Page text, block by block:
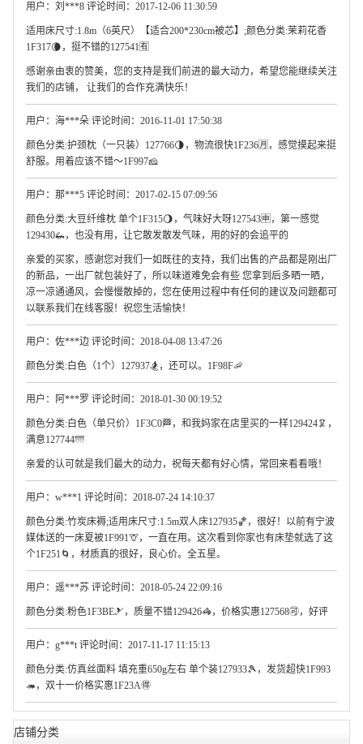
用户：刘***8 评论时间：2017-12-06 11:30:59
适用床尺寸:1.8m（6英尺）【适合200*230cm被芯】;颜色分类:茉莉花香
1F317🌘，挺不错的127541🈶
感谢亲由衷的赞美，您的支持是我们前进的最大动力，希望您能继续关注
我们的店铺， 让我们的合作充满快乐！
用户：海***朵 评论时间：2016-11-01 17:50:38
颜色分类:护颈枕（一只装）127766🌗，物流很快1F236🈷，感觉摸起来挺
舒服。用着应该不错～1F997🧀
用户：那***5 评论时间：2017-02-15 07:09:56
颜色分类:大豆纤维枕 单个1F315🌖，气味好大呀127543🈸，第一感觉
129430🦗，也没有用，让它散发散发气味，用的好的会追平的
亲爱的买家，感谢您对我们一如既往的支持，我们出售的产品都是刚出厂
的新品，一出厂就包装好了，所以味道难免会有些 您拿到后多晒一晒，
凉一凉通通风，会慢慢散掉的，您在使用过程中有任何的建议及问题都可
以联系我们在线客服！祝您生活愉快！
用户：佐***边 评论时间：2018-04-08 13:47:26
颜色分类:白色（1个）127937🏂，还可以。1F98F🦐
用户：阿***罗 评论时间：2018-01-30 00:19:52
颜色分类:白色（单只价）1F3C0🏁，和我妈家在店里买的一样129424🦑，
满意127744🌁
亲爱的认可就是我们最大的动力，祝每天都有好心情，常回来看看哦！
用户：w***1 评论时间：2018-07-24 14:10:37
颜色分类:竹炭床褥;适用床尺寸:1.5m双人床127935🏀，很好！以前有宁波
媒体送的一床夏被1F991🦒，一直在用。这次看到你家也有床垫就选了这
个1F251🌀，材质真的很好，良心价。全五星。
用户：遥***苏 评论时间：2018-05-24 22:09:16
颜色分类:粉色1F3BE🎿，质量不错129426🦓，价格实惠127568🉑，好评
用户：g***t 评论时间：2017-11-17 11:15:13
颜色分类:仿真丝面料 填充重650g左右 单个装127933🎾，发货超快1F993
🦔，双十一价格实惠1F23A🉐
店铺分类